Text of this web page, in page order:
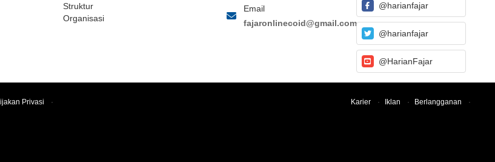
Struktur
Organisasi
Email
fajaronlinecoid@gmail.com
@harianfajar
@harianfajar
@HarianFajar
Privasi · Karier · Iklan · Berlangganan ·